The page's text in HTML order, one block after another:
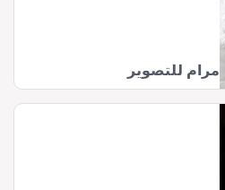
مرام للتصوير